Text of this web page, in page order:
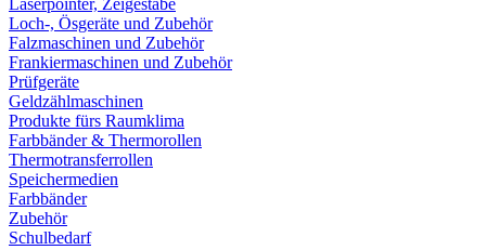
Laserpointer, Zeigestäbe
Loch-, Ösgeräte und Zubehör
Falzmaschinen und Zubehör
Frankiermaschinen und Zubehör
Prüfgeräte
Geldzählmaschinen
Produkte fürs Raumklima
Farbbänder & Thermorollen
Thermotransferrollen
Speichermedien
Farbbänder
Zubehör
Schulbedarf